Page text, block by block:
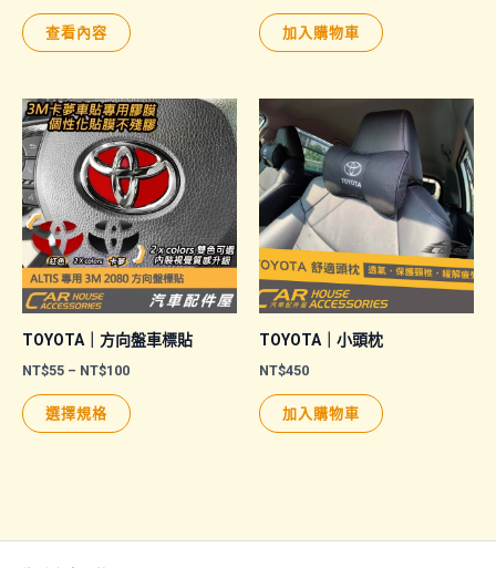
查看內容 加入購物車
TOYOTA｜方向盤車標貼
NT$55 – NT$100價
範
圍：
選擇規格
種
TOYOTA｜小頭枕
NT$450
加入購物車